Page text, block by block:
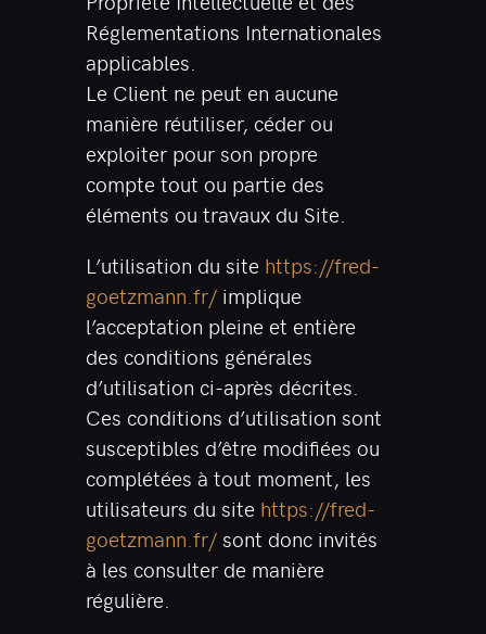
Réglementations Internationales
applicables.
Le Client ne peut en aucune
manière réutiliser, céder ou
exploiter pour son propre
compte tout ou partie des
éléments ou travaux du Site.
L’utilisation du site https://fred-
goetzmann.fr/ implique
l’acceptation pleine et entière
des conditions générales
d’utilisation ci-après décrites.
Ces conditions d’utilisation sont
susceptibles d’être modifiées ou
complétées à tout moment, les
utilisateurs du site https://fred-
goetzmann.fr/sont donc invités
à les consulter de manière
régulière.